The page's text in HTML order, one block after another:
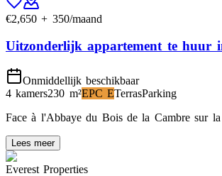
€2,650 + 350/maand
Uitzonderlijk appartement te huur
Onmiddellijk beschikbaar
4 kamers230 m²EPC ETerrasParking
Face à l'Abbaye du Bois de la Cambre sur
Lees meer
Everest Properties